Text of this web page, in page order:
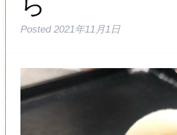
Posted2021年11月1日